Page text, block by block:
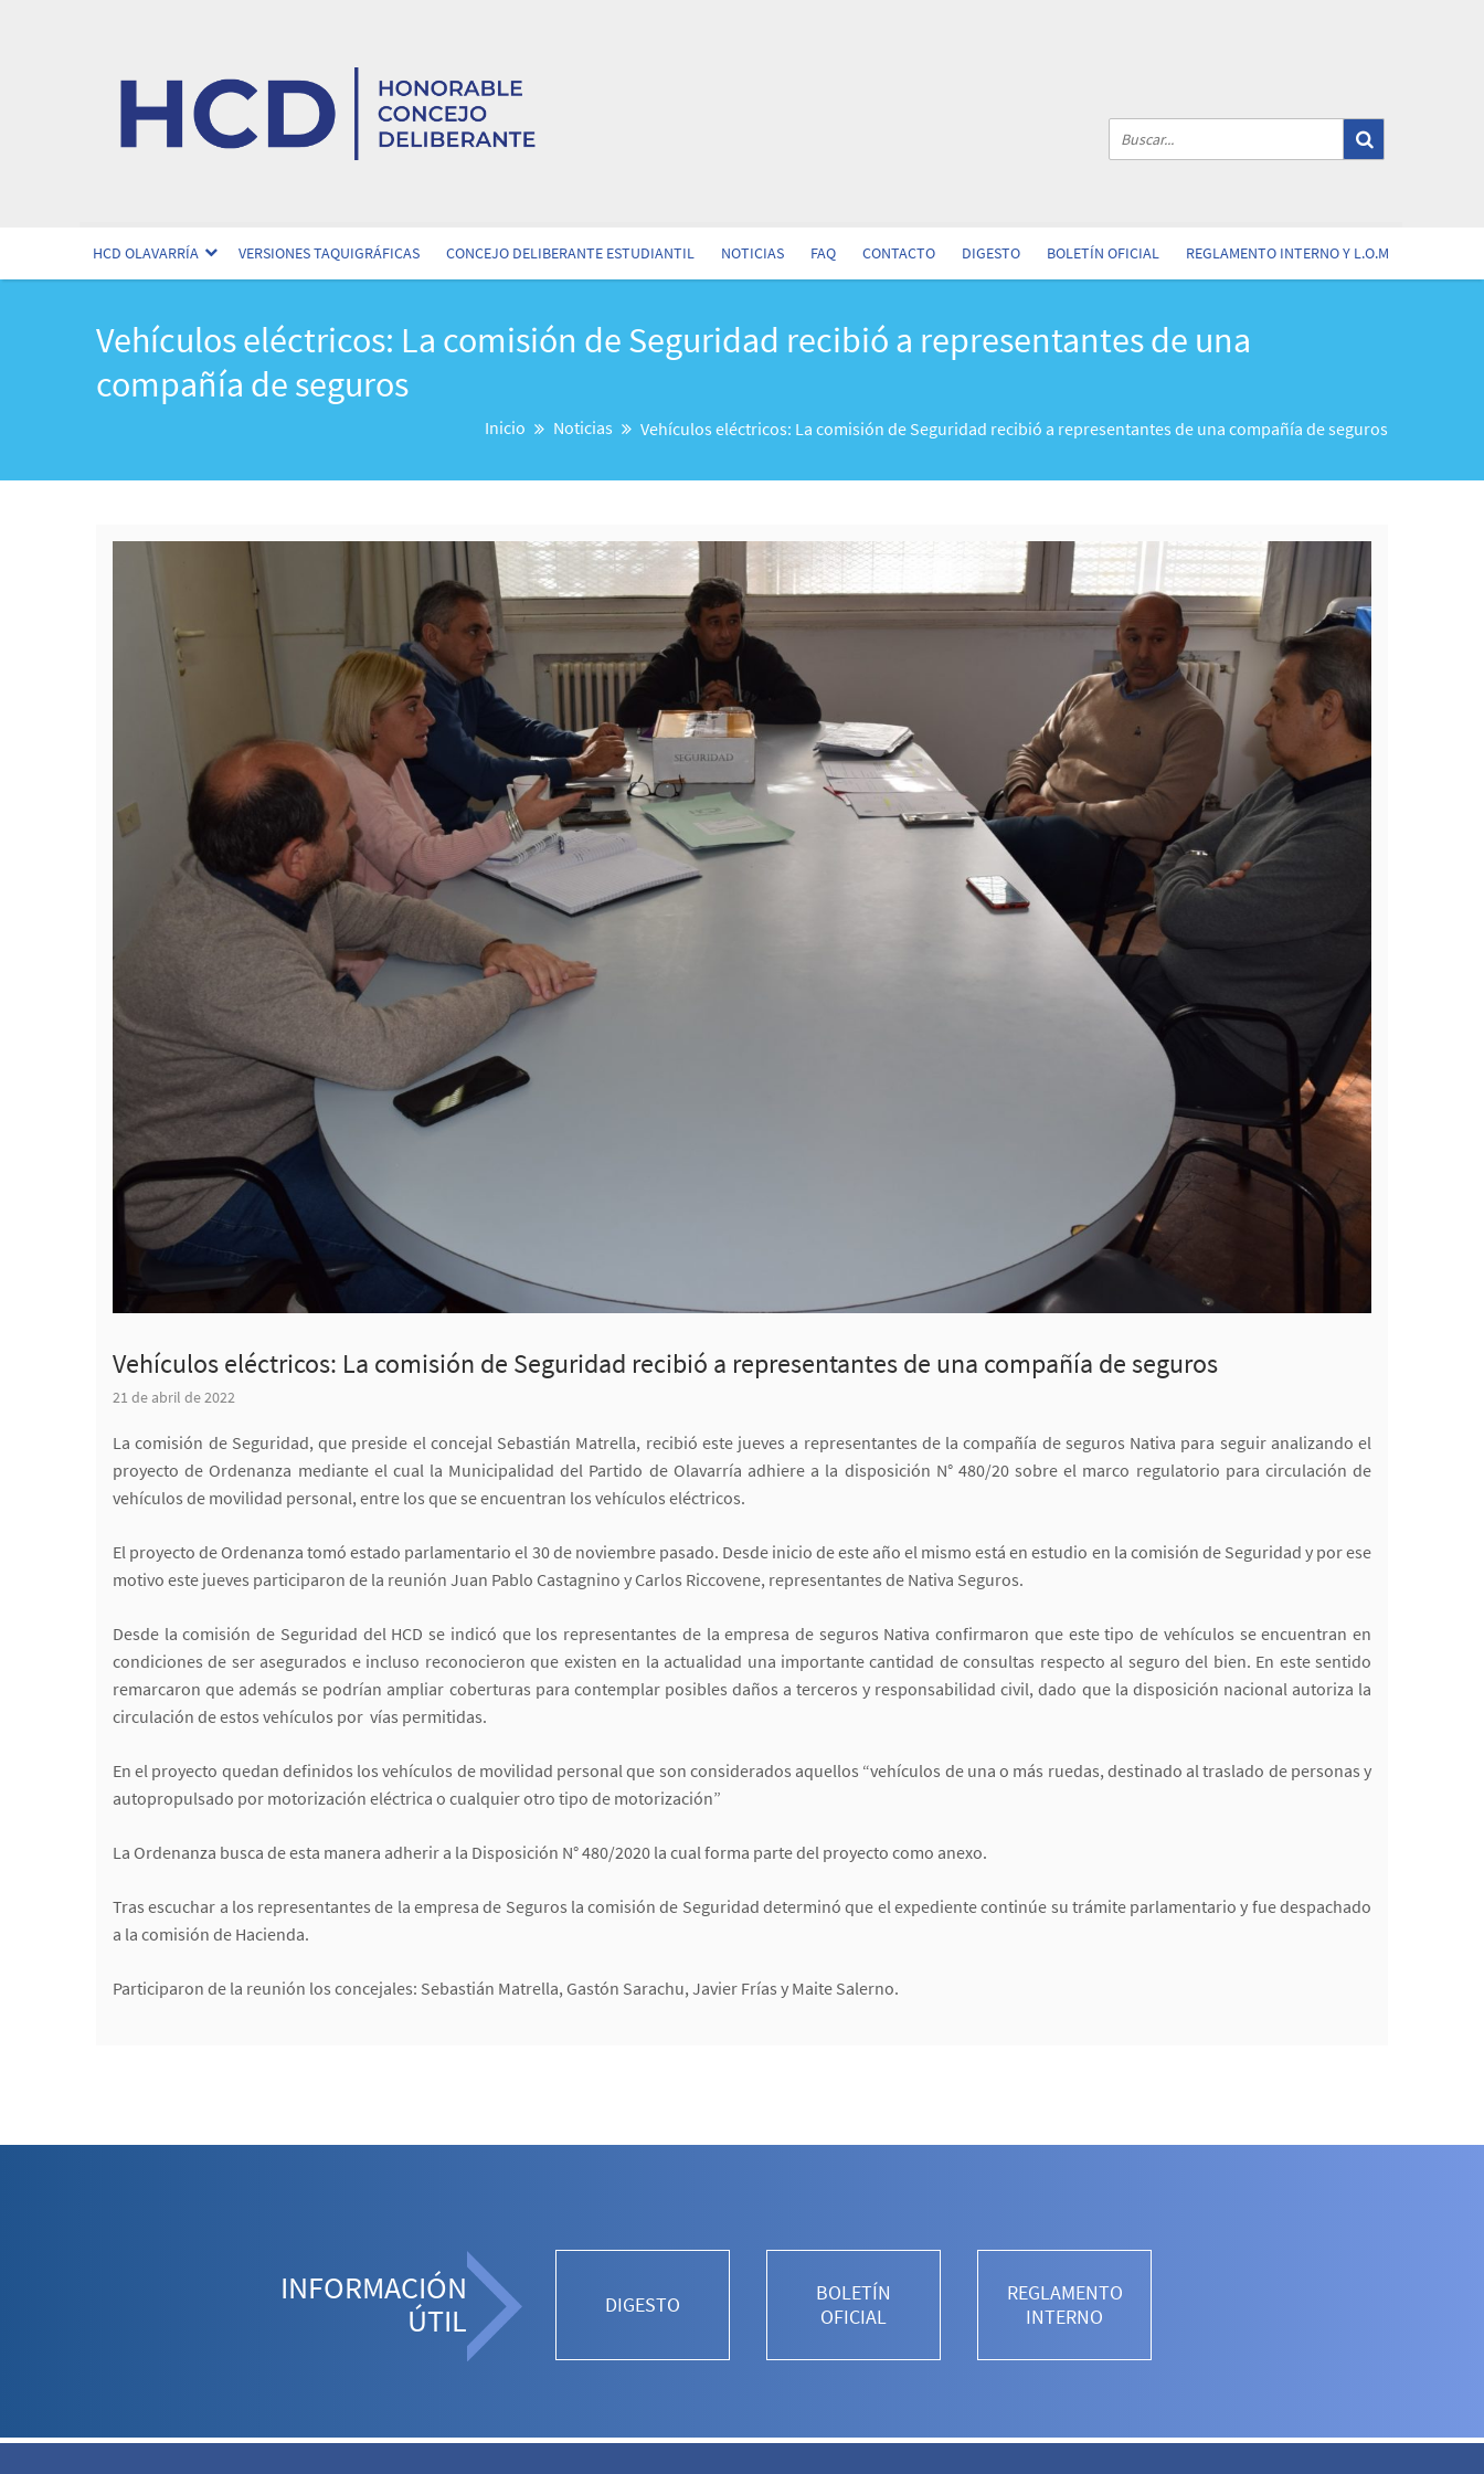
HCD OLAVARRÍA VERSIONES TAQUIGRÁFICAS CONCEJO DELIBERANTE ESTUDIANTIL NOTICIAS FAQ CONTACTO DIGESTO BOLETÍN OFICIAL REGLAMENTO INTERNO Y L.O.M
Vehículos eléctricos: La comisión de Seguridad recibió a representantes de una
compañía de seguros
Inicio Noticias Vehículos eléctricos: La comisión de Seguridad recibió a representantes de una compañía de seguros
Vehículos eléctricos: La comisión de Seguridad recibió a representantes de una compañía de seguros
21 de abril de 2022
La comisión de Seguridad, que preside el concejal Sebastián Matrella, recibió este jueves a representantes de la compañía de seguros Nativa para seguir analizando el
proyecto de Ordenanza mediante el cual la Municipalidad del Partido de Olavarría adhiere a la disposición N° 480/20 sobre el marco regulatorio para circulación de
vehículos de movilidad personal, entre los que se encuentran los vehículos eléctricos.
El proyecto de Ordenanza tomó estado parlamentario el 30 de noviembre pasado. Desde inicio de este año el mismo está en estudio en la comisión de Seguridad y por ese
motivo este jueves participaron de la reunión Juan Pablo Castagnino y Carlos Riccovene, representantes de Nativa Seguros.
Desde la comisión de Seguridad del HCD se indicó que los representantes de la empresa de seguros Nativa confirmaron que este tipo de vehículos se encuentran en
condiciones de ser asegurados e incluso reconocieron que existen en la actualidad una importante cantidad de consultas respecto al seguro del bien. En este sentido
remarcaron que además se podrían ampliar coberturas para contemplar posibles daños a terceros y responsabilidad civil, dado que la disposición nacional autoriza la
circulación de estos vehículos por vías permitidas.
En el proyecto quedan definidos los vehículos de movilidad personal que son considerados aquellos “vehículos de una o más ruedas, destinado al traslado de personas y
autopropulsado por motorización eléctrica o cualquier otro tipo de motorización”
La Ordenanza busca de esta manera adherir a la Disposición N° 480/2020 la cual forma parte del proyecto como anexo.
Tras escuchar a los representantes de la empresa de Seguros la comisión de Seguridad determinó que el expediente continúe su trámite parlamentario y fue despachado
a la comisión de Hacienda.
Participaron de la reunión los concejales: Sebastián Matrella, Gastón Sarachu, Javier Frías y Maite Salerno.
INFORMACIÓN
ÚTIL
DIGESTO
BOLETÍN
OFICIAL
REGLAMENTO
INTERNO